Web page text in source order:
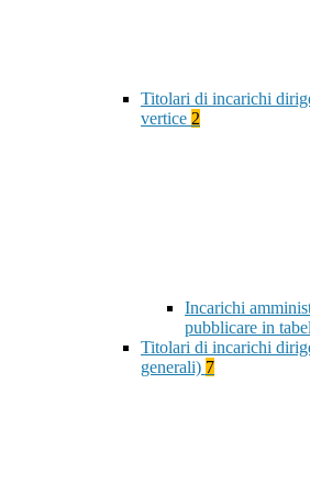
Titolari di incarichi
vertice 2
Incarichi
pubblicare in
Titolari di incarichi
generali) 7